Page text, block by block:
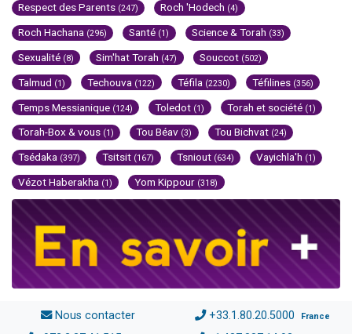
Respect des Parents (247) Roch 'Hodech (4)
Roch Hachana (296) Santé (1) Science & Torah (33)
Sexualité (8) Sim'hat Torah (47) Souccot (502)
Talmud (1) Techouva (122) Téfila (2230) Téfilines (356)
Temps Messianique (124) Toledot (1) Torah et société (1)
Torah-Box & vous (1) Tou Béav (3) Tou Bichvat (24)
Tsédaka (397) Tsitsit (167) Tsniout (634) Vayichla'h (1)
Vézot Haberakha (1) Yom Kippour (318)
Nous contacter +33.1.80.20.5000 France